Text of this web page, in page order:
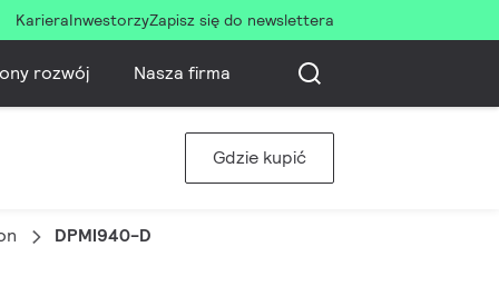
KarieraInwestorzyZapisz się do newslettera
rozwój Nasza firma
Gdzie kupić
DPMI940-D